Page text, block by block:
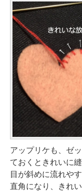
アップリケも、ゼ
ておくときれいに
目が斜めに流れや
直角になり、きれ